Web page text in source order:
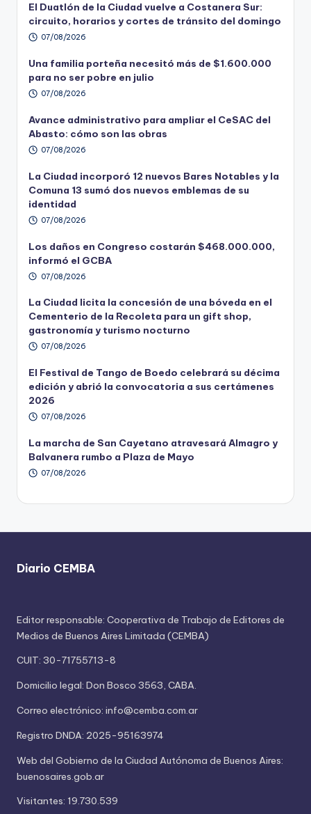
El Duatlón de la Ciudad vuelve a Costanera Sur:
circuito, horarios y cortes de tránsito del domingo
07/08/2026
Una familia porteña necesitó más de $1.600.000
para no ser pobre en julio
07/08/2026
Avance administrativo para ampliar el CeSAC del
Abasto: cómo son las obras
07/08/2026
La Ciudad incorporó 12 nuevos Bares Notables y la
Comuna 13 sumó dos nuevos emblemas de su
identidad
07/08/2026
Los daños en Congreso costarán $468.000.000,
informó el GCBA
07/08/2026
La Ciudad licita la concesión de una bóveda en el
Cementerio de la Recoleta para un gift shop,
gastronomía y turismo nocturno
07/08/2026
El Festival de Tango de Boedo celebrará su décima
edición y abrió la convocatoria a sus certámenes
2026
07/08/2026
La marcha de San Cayetano atravesará Almagro y
Balvanera rumbo a Plaza de Mayo
07/08/2026
Diario CEMBA
Editor responsable: Cooperativa de Trabajo de Editores de
Medios de Buenos Aires Limitada (CEMBA)
CUIT: 30-71755713-8
Domicilio legal: Don Bosco 3563, CABA.
Correo electrónico: info@cemba.com.ar
Registro DNDA: 2025-95163974
Web del Gobierno de la Ciudad Autónoma de Buenos Aires:
buenosaires.gob.ar
Visitantes: 19.730.539